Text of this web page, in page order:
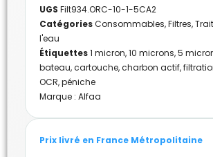
UGS Filt934.ORC-10-1-5CA2
CatégoriesConsommables,Filtres,
l'eau
Étiquettes1 micron,10 microns,5
bateau,cartouche,charbon actif,
OCR,péniche
Marque : Alfaa
Prix livré en France Métropolitaine